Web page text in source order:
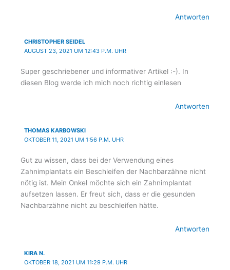
Antworten
CHRISTOPHER SEIDEL
AUGUST 23, 2021 UM 12:43 P.M. UHR
Super geschriebener und informativer Artikel :-). In
diesen Blog werde ich mich noch richtig einlesen
Antworten
THOMAS KARBOWSKI
OKTOBER 11, 2021 UM 1:56 P.M. UHR
Gut zu wissen, dass bei der Verwendung eines
Zahnimplantats ein Beschleifen der Nachbarzähne nicht
nötig ist. Mein Onkel möchte sich ein Zahnimplantat
aufsetzen lassen. Er freut sich, dass er die gesunden
Nachbarzähne nicht zu beschleifen hätte.
Antworten
KIRA N.
OKTOBER 18, 2021 UM 11:29 P.M. UHR